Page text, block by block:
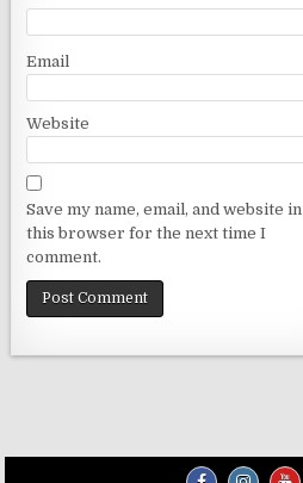
Email
Website
Save my name, email, and website in
this browser for the next time I
comment.